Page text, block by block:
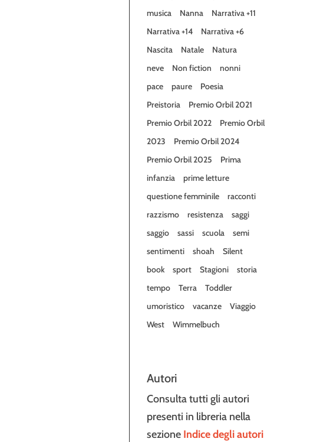
musica
Nanna
Narrativa +11
Narrativa +14
Narrativa +6
Nascita
Natale
Natura
neve
Non fiction
nonni
pace
paure
Poesia
Preistoria
Premio Orbil 2021
Premio Orbil 2022
Premio Orbil
2023
Premio Orbil 2024
Premio Orbil 2025
Prima
infanzia
prime letture
questione femminile
racconti
razzismo
resistenza
saggi
saggio
sassi scuola
semi
sentimenti
shoah
Silent
book
sport Stagioni
storia
tempo
Terra
Toddler
umoristico
vacanze
Viaggio
West
Wimmelbuch
Autori
Consulta tutti gli autori
presenti in libreria nella
sezione Indice degli autori